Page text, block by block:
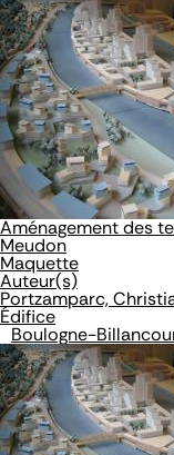
Aménagement des
Meudon
Maquette
Auteur(s)
Portzamparc,
Édifice
Boulogne-